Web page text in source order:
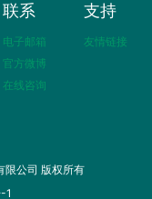
联系
电子邮箱
官方微博
在线咨询
支持
友情链接
公司 版权所有
1